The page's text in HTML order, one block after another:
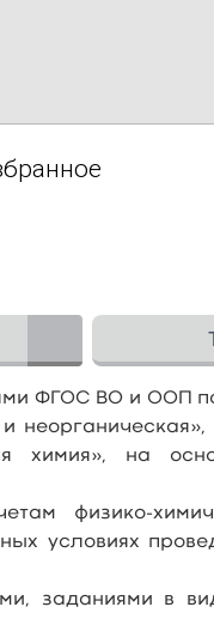
ФГОС ВО и ООП
неорганическая»,
химия», на
физико-
условиях
заданиями в